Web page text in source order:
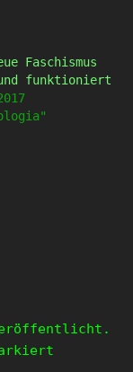
Faschismus
funktioniert